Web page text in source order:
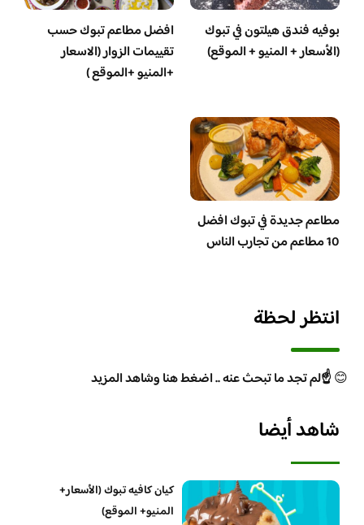
بوفيه فندق هيلتون في تبوك
(الأسعار + المنيو + الموقع)
افضل مطاعم تبوك حسب
تقييمات الزوار (الاسعار
+المنيو +الموقع )
مطاعم جديدة في تبوك افضل
10 مطاعم من تجارب الناس
انتظر لحظة
😊☝️لم تجد ما تبحث عنه .. اضغط هنا وشاهد المزيد
شاهد أيضا
كيان كافيه تبوك (الأسعار+
المنيو+ الموقع)